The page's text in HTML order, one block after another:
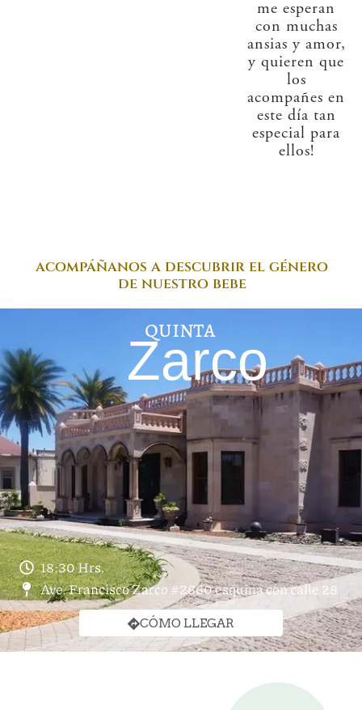
me esperan
con muchas
ansias y amor,
y quieren que
los
acompañes en
este día tan
especial para
ellos!
acompáñanos a descubrir el género
de nuestro bebe
quinta
Zarco
18:30 Hrs.
Ave. Francisco Zarco #2660 esquina con calle 28
CÓMO LLEGAR